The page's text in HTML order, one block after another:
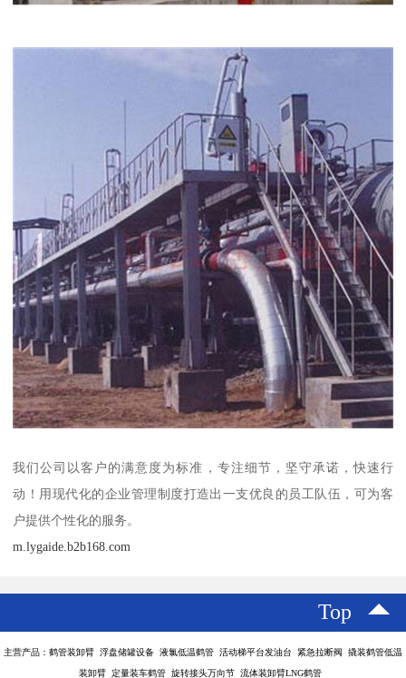
我们公司以客户的满意度为标准，专注细节，坚守承诺，快速行
动！用现代化的企业管理制度打造出一支优良的员工队伍，可为客
户提供个性化的服务。
m.lygaide.b2b168.com
Top
主营产品：鹤管装卸臂 浮盘储罐设备 液氯低温鹤管 活动梯平台发油台 紧急拉断阀 撬装鹤管低温
装卸臂 定量装车鹤管 旋转接头万向节 流体装卸臂LNG鹤管